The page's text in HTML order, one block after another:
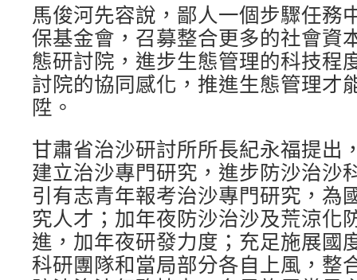
馬俊河先容說，鄙人一個步驟任務
保基金會，召募整合更多的社會資
態研討院，進步生態管理的科技程
討院的協同感化，推進生態管理才
陞。
甘肅省治沙研討所所長紀永福提出
建立治沙專門研究，進步防沙治沙
引有志青年報考治沙專門研究，為
究人才；加年夜防沙治沙及荒涼化
進，加年夜研發力度；充足施展國
科研團隊和當局部分各自上風，整